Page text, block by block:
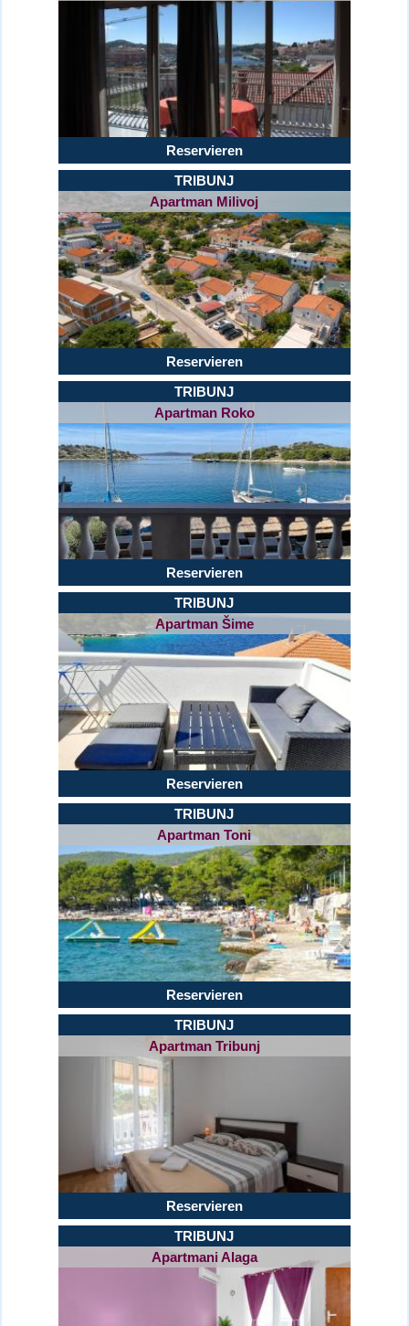
Reservieren
TRIBUNJ
Apartman Milivoj
Reservieren
TRIBUNJ
Apartman Roko
Reservieren
TRIBUNJ
Apartman Šime
Reservieren
TRIBUNJ
Apartman Toni
Reservieren
TRIBUNJ
Apartman Tribunj
Reservieren
TRIBUNJ
Apartmani Alaga